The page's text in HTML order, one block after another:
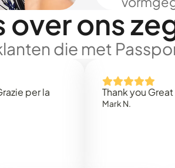
over ons
die met
la
Thank you Great